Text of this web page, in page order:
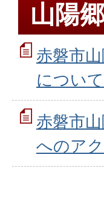
山陽
赤磐市
について
赤磐市
へのア